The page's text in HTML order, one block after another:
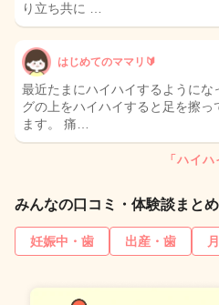
り立ち共に …
はじめてのママリ🔰
最近たまにハイハイするようにな
グの上をハイハイすると足を擦っ
ます。 痛…
「ハイ
みんなの口コミ・体験談まと
妊娠中・歯 出産・歯